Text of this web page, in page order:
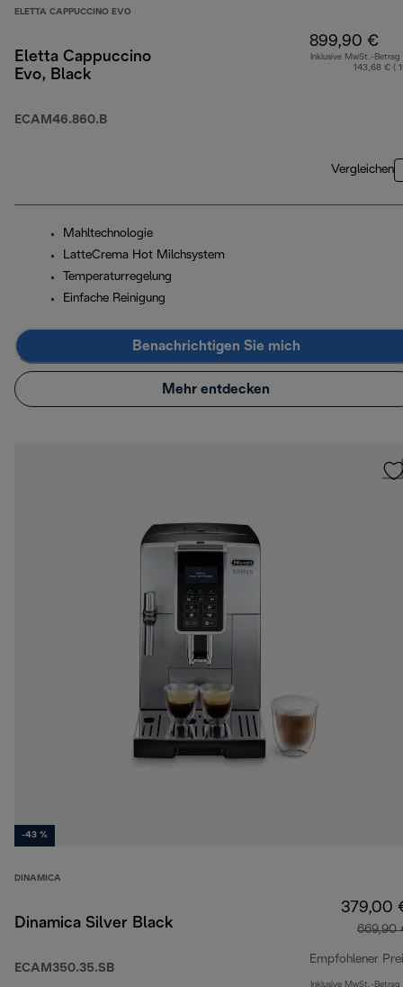
ELETTA CAPPUCCINO EVO
Eletta Cappuccino
Evo, Black
ECAM46.860.B
899,90 €
Inklusive MwSt.-Betrag
143,68 € (
Vergleichen
Mahltechnologie
LatteCrema Hot Milchsystem
Temperaturregelung
Einfache Reinigung
Benachrichtigen Sie mich
Mehr entdecken
-43 %
DINAMICA
Dinamica Silver Black
ECAM350.35.SB
379,00
669,90
Empfohlener
Inklusive MwSt.-Betrag